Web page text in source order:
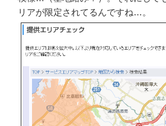
リアが限定されてるんですね…。